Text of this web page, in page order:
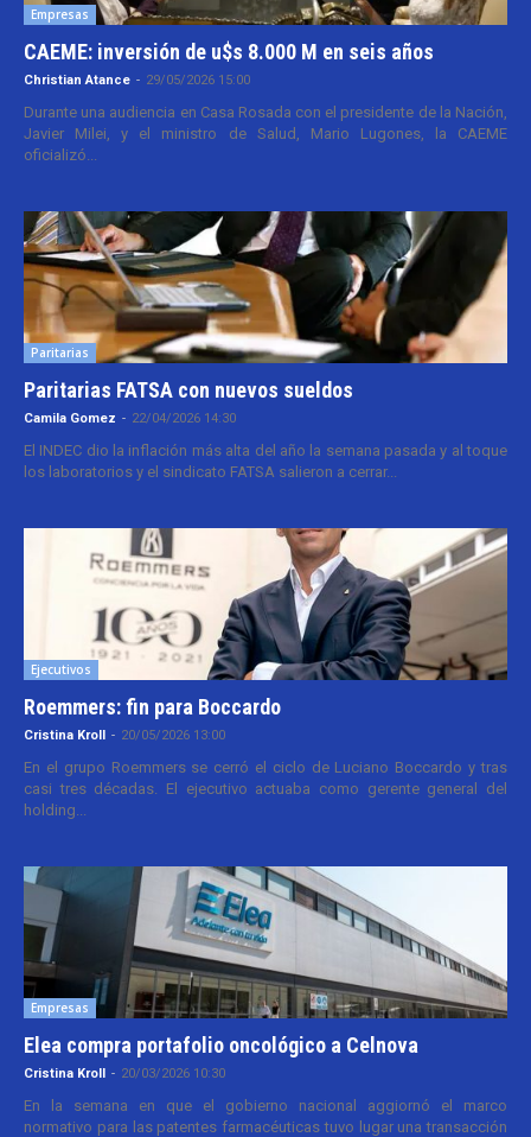
Empresas
CAEME: inversión de u$s 8.000 M en seis años
Christian Atance - 29/05/2026 15:00
Durante una audiencia en Casa Rosada con el presidente de la Nación,
Javier Milei, y el ministro de Salud, Mario Lugones, la CAEME
oficializó...
Paritarias
Paritarias FATSA con nuevos sueldos
Camila Gomez - 22/04/2026 14:30
El INDEC dio la inflación más alta del año la semana pasada y al toque
los laboratorios y el sindicato FATSA salieron a cerrar...
Ejecutivos
Roemmers: fin para Boccardo
Cristina Kroll - 20/05/2026 13:00
En el grupo Roemmers se cerró el ciclo de Luciano Boccardo y tras
casi tres décadas. El ejecutivo actuaba como gerente general del
holding...
Empresas
Elea compra portafolio oncológico a Celnova
Cristina Kroll - 20/03/2026 10:30
En la semana en que el gobierno nacional aggiornó el marco
normativo para las patentes farmacéuticas tuvo lugar una transacción